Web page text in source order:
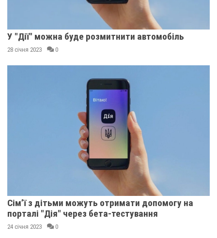
У "Дії" можна буде розмитнити автомобіль
28 січня 2023 0
Сім’ї з дітьми можуть отримати допомогу на
порталі "Дія" через бета-тестування
24 січня 2023 0